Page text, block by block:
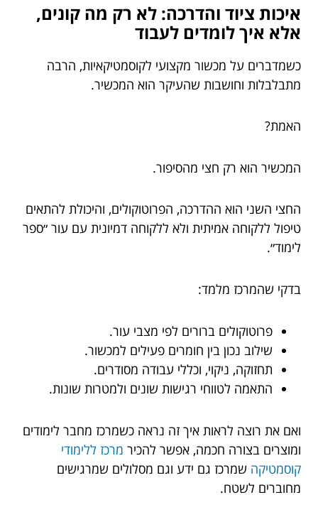
איכות ציוד והדרכה: לא רק מה קונים,
אלא איך לומדים לעבוד
כשמדברים על מכשור מקצועי לקוסמטיקאיות, הרבה
מתבלבלות וחושבות שהעיקר הוא המכשיר.
האמת?
המכשיר הוא רק חצי מהסיפור.
החצי השני הוא ההדרכה, הפרוטוקולים, והיכולת להתאים
טיפול ללקוחה אמיתית ולא ללקוחה דמיונית עם עור ״ספר
לימוד״.
בדקי שהמרכז מלמד:
פרוטוקולים ברורים לפי מצבי עור.
שילוב נכון בין חומרים פעילים למכשור.
תחזוקה, ניקוי, וכללי עבודה מסודרים.
התאמה לטווחי רגישות שונים ולמטרות שונות.
ואם את רוצה לראות איך זה נראה כשמרכז מחבר לימודים
ומוצרים בצורה חכמה, אפשר להכיר מרכז ללימודי
קוסמטיקה שמרכז גם ידע וגם מסלולים שמרגישים
מחוברים לשטח.